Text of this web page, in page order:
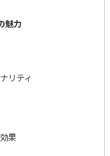
魅力
リティ
果